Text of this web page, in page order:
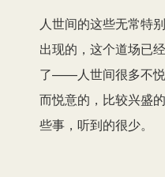
人世间的这些无常特
出现的，这个道场已
了——人世间很多不悦
而悦意的，比较兴盛
些事，听到的很少。